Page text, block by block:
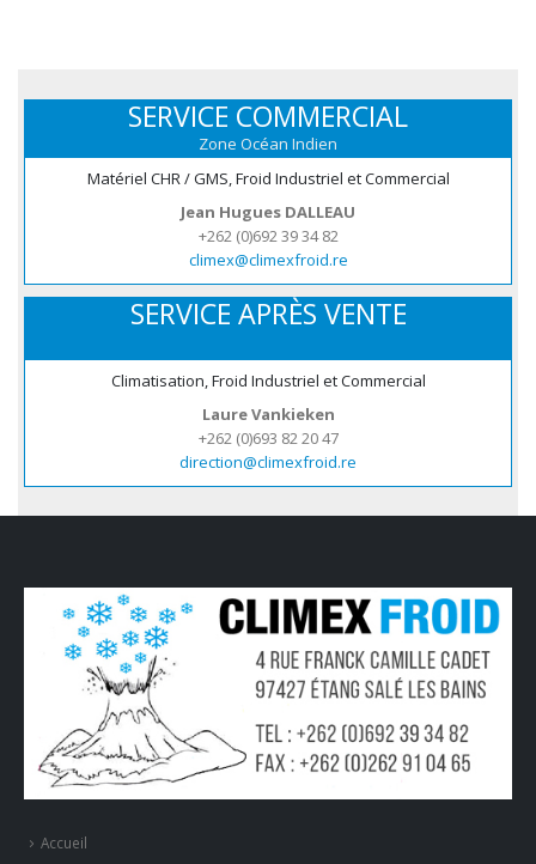
SERVICE COMMERCIAL
Zone Océan Indien
Matériel CHR / GMS, Froid Industriel et Commercial
Jean Hugues DALLEAU
+262 (0)692 39 34 82
climex@climexfroid.re
SERVICE APRÈS VENTE
Climatisation, Froid Industriel et Commercial
Laure Vankieken
+262 (0)693 82 20 47
direction@climexfroid.re
Accueil